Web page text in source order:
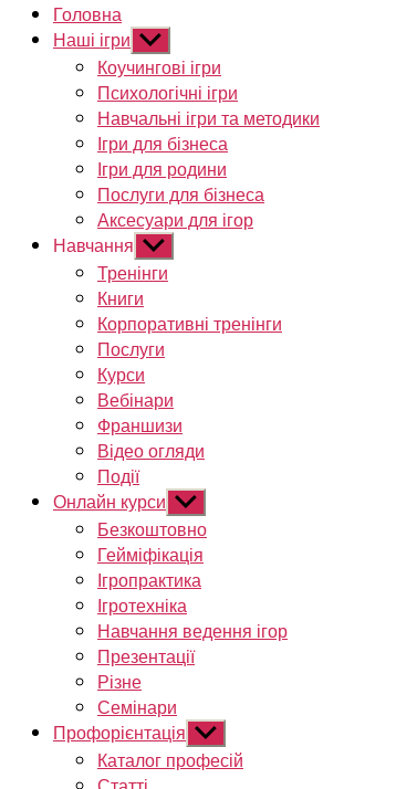
Головна
Наші ігри Показати
підменю
Коучингові ігри
Психологічні ігри
Навчальні ігри та методики
Ігри для бізнеса
Ігри для родини
Послуги для бізнеса
Аксесуари для ігор
Навчання Показати
підменю
Тренінги
Книги
Корпоративні тренінги
Послуги
Курси
Вебінари
Франшизи
Відео огляди
Події
Онлайн курси Показати
підменю
Безкоштовно
Гейміфікація
Ігропрактика
Ігротехніка
Навчання ведення ігор
Презентації
Різне
Семінари
Профорієнтація Показати
підменю
Каталог професій